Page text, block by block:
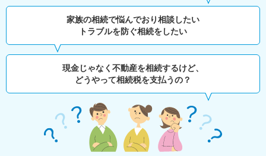
家族の相続で悩んでおり相談したい
トラブルを防ぐ相続をしたい
現金じゃなく不動産を相続するけど、
どうやって相続税を支払うの？